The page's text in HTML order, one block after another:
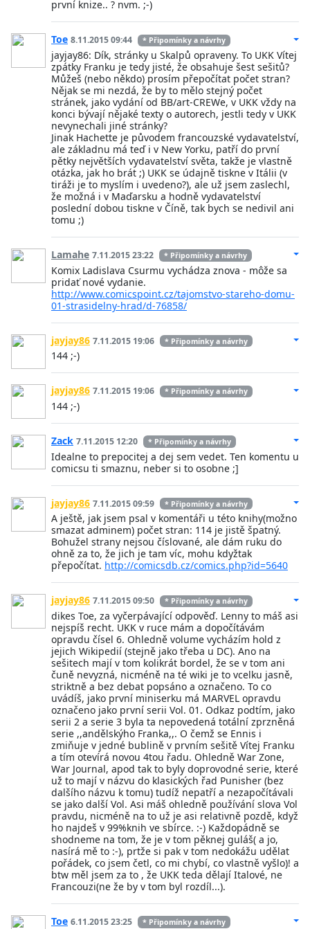
první knize.. ? nvm. ;-)
Toe 8.11.2015 09:44 * Připomínky a návrhy
jayjay86: Dík, stránky u Skalpů opraveny. To UKK Vítej
zpátky Franku je tedy jisté, že obsahuje šest sešitů?
Můžeš (nebo někdo) prosím přepočítat počet stran?
Nějak se mi nezdá, že by to mělo stejný počet
stránek, jako vydání od BB/art-CREWe, v UKK vždy na
konci bývají nějaké texty o autorech, jestli tedy v UKK
nevynechali jiné stránky?
Jinak Hachette je původem francouzské vydavatelství,
ale základnu má teď i v New Yorku, patří do první
pětky největších vydavatelství světa, takže je vlastně
otázka, jak ho brát ;) UKK se údajně tiskne v Itálii (v
tiráži je to myslím i uvedeno?), ale už jsem zaslechl,
že možná i v Maďarsku a hodně vydavatelství
poslední dobou tiskne v Číně, tak bych se nedivil ani
tomu ;)
Lamahe 7.11.2015 23:22 * Připomínky a návrhy
Komix Ladislava Csurmu vychádza znova - môže sa
pridať nové vydanie.
http://www.comicspoint.cz/tajomstvo-stareho-domu-
01-strasidelny-hrad/d-76858/
jayjay86 7.11.2015 19:06 * Připomínky a návrhy
144 ;-)
jayjay86 7.11.2015 19:06 * Připomínky a návrhy
144 ;-)
Zack 7.11.2015 12:20 * Připomínky a návrhy
Idealne to prepocitej a dej sem vedet. Ten komentu u
comicsu ti smaznu, neber si to osobne ;]
jayjay86 7.11.2015 09:59 * Připomínky a návrhy
A ještě, jak jsem psal v komentáři u této knihy(možno
smazat adminem) počet stran: 114 je jistě špatný.
Bohužel strany nejsou číslované, ale dám ruku do
ohně za to, že jich je tam víc, mohu kdyžtak
přepočítat. http://comicsdb.cz/comics.php?id=5640
jayjay86 7.11.2015 09:50 * Připomínky a návrhy
dikes Toe, za vyčerpávající odpověď. Lenny to máš asi
nejspíš recht. UKK v ruce mám a dopočítávám
opravdu čísel 6. Ohledně volume vycházím hold z
jejich Wikipedií (stejně jako třeba u DC). Ano na
sešitech mají v tom kolikrát bordel, že se v tom ani
čuně nevyzná, nicméně na té wiki je to vcelku jasně,
striktně a bez debat popsáno a označeno. To co
uvádíš, jako první miniserku má MARVEL opravdu
označeno jako první serii Vol. 01. Odkaz podtím, jako
serii 2 a serie 3 byla ta nepovedená totální zprzněná
serie ,,andělskýho Franka,,. O čemž se Ennis i
zmiňuje v jedné bublině v prvním sešitě Vítej Franku
a tím otevírá novou 4tou řadu. Ohledně War Zone,
War Journal, apod tak to byly doprovodné serie, které
už to mají v názvu do klasických řad Punisher (bez
dalšího názvu k tomu) tudíž nepatří a nezapočítávali
se jako další Vol. Asi máš ohledně používání slova Vol
pravdu, nicméně na to už je asi relativně pozdě, když
ho najdeš v 99%knih ve sbírce. :-) Každopádně se
shodneme na tom, že je v tom pěknej guláš( a jo,
nasírá mě to :-), prtže si pak v tom nedokážu udělat
pořádek, co jsem četl, co mi chybí, co vlastně vyšlo)! a
btw měl jsem za to , že UKK teda dělají Italové, ne
Francouzi(ne že by v tom byl rozdíl...).
Toe 6.11.2015 23:25 * Připomínky a návrhy